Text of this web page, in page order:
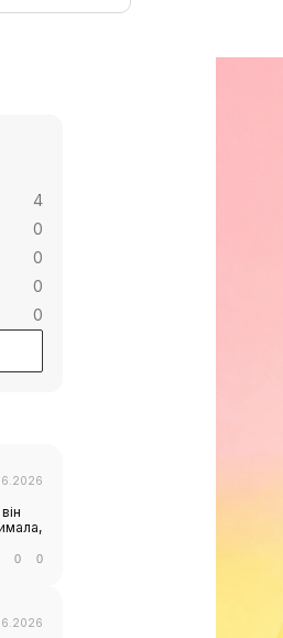
4
0
0
0
0
0 0